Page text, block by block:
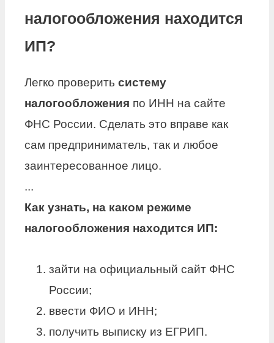
налогообложения находится
ИП?
Легко проверить систему
налогообложения по ИНН на сайте
ФНС России. Сделать это вправе как
сам предприниматель, так и любое
заинтересованное лицо.
...
Как узнать, на каком режиме
налогообложения находится ИП:
зайти на официальный сайт ФНС
России;
ввести ФИО и ИНН;
получить выписку из ЕГРИП.